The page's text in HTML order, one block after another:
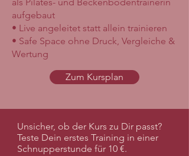
aufgebaut
• Live angeleitet statt allein trainieren
• Safe Space ohne Druck, Vergleiche &
Wertung
Zum Kursplan
Unsicher, ob der Kurs zu Dir passt?
Teste Dein erstes Training in einer
Schnupperstunde für 10 €.